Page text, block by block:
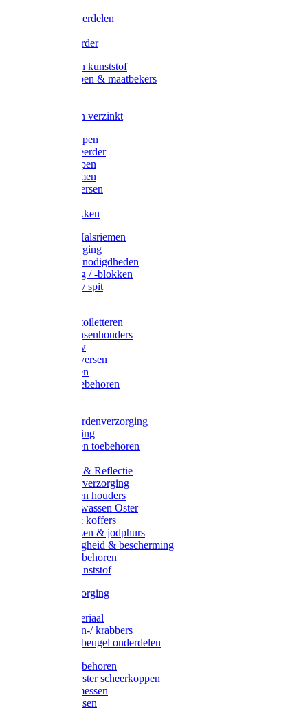
Koelift onderdelen
Uieronthaarder
Voerbakken kunststof
Voerscheppen & maatbekers
Voerbakken verzinkt
Warmtelampen
Staartcoupeerder
Biggenkappen
Neuskrammen
Varken diversen
Varkensbakken
Halsters / Halsriemen
Hoefverzorging
Lammer benodigdheden
Ramdektuig / -blokken
Vastzetpen / spit
Poetsen & toiletteren
Zadel-/Trensenhouders
Halstertouw
Halsters diversen
Hoofdstellen
Zadel & toebehoren
Rapide paardenverzorging
Ruiter kleding
Hoofdstellen toebehoren
Verlichting & Reflectie
Rapide leerverzorging
Likstenen en houders
Poetsen & wassen Oster
Poetssets & koffers
Ruiter laarzen & jodphurs
Ruiter veiligheid & bescherming
Ruiter - toebehoren
Voerbak kunststof
Klauwverzorging
Injectiemateriaal
Hoefmessen-/ krabbers
Hoefbekapbeugel onderdelen
Messen toebehoren
Moser & Oster scheerkoppen
Hauptner messen
Liscop messen